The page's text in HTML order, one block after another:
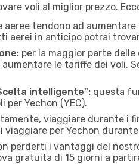
voli al miglior prezzo.
aeree tendono ad
aerei in anticipo potrai
per la maggior parte
le tariffe dei voli.
intelligente": questa
Yechon (YEC).
viaggiare durante i
per Yechon
perderti i vantaggi del
gratuita di 15 giorni a